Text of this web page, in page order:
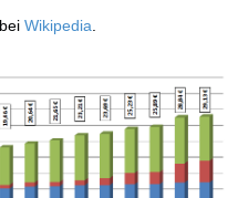
Wikipedia